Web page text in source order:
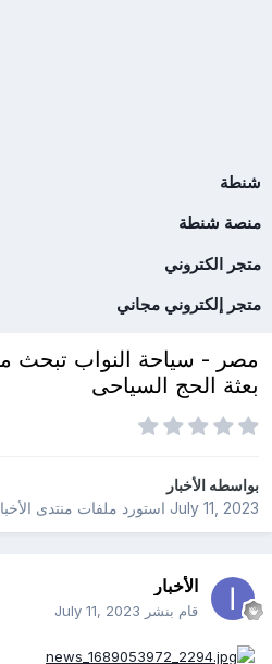
شنطة
منصة شنطة
متجر الكتروني
متجر إلكتروني مجاني
مصر - سياحة النواب تبحث
بعثة الحج السياحى
بواسطهالأخبار
July 11, 2023استورد ملفات منتدى
الأخبار
قام بنشر July 11, 2023